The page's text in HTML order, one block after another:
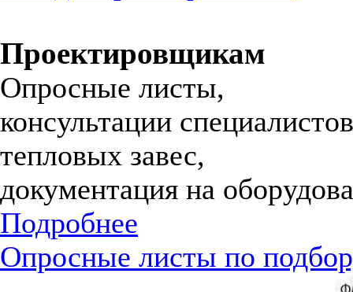
Проектировщикам
Опросные листы,
консультации
тепловых завес,
документация на
Подробнее
Опросные листы по